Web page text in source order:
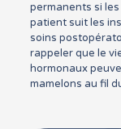
permanents si
patient suit les
soins
rappeler que le
hormonaux
mamelons au fil